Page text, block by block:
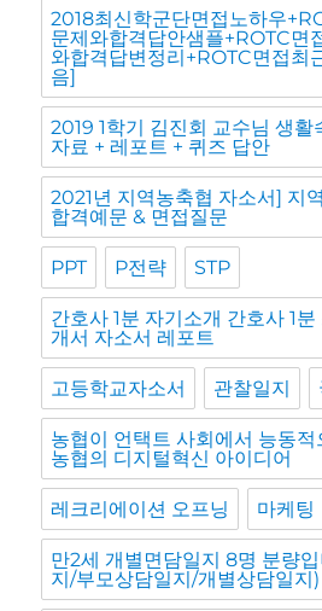
2018최신학군단면접노하우
문제와합격답안샘플+ROTC면
와합격답변정리+ROTC면접최
음]
2019 1학기 김진회 교수님 생활
자료 + 레포트 + 퀴즈 답안
2021년 지역농축협 자소서] 지
합격예문 & 면접질문
PPT P전략 STP
간호사 1분 자기소개 간호사 1
개서 자소서 레포트
고등학교자소서 관찰일지
농협이 언택트 사회에서 능동
농협의 디지털혁신 아이디어
레크리에이션 오프닝 마케팅
만2세 개별면담일지 8명 분량
지/부모상담일지/개별상담일지)